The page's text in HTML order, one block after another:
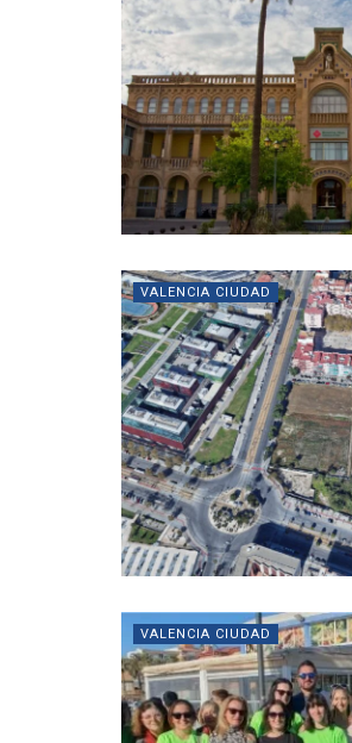
VALENCIA CIUDAD
VALENCIA CIUDAD